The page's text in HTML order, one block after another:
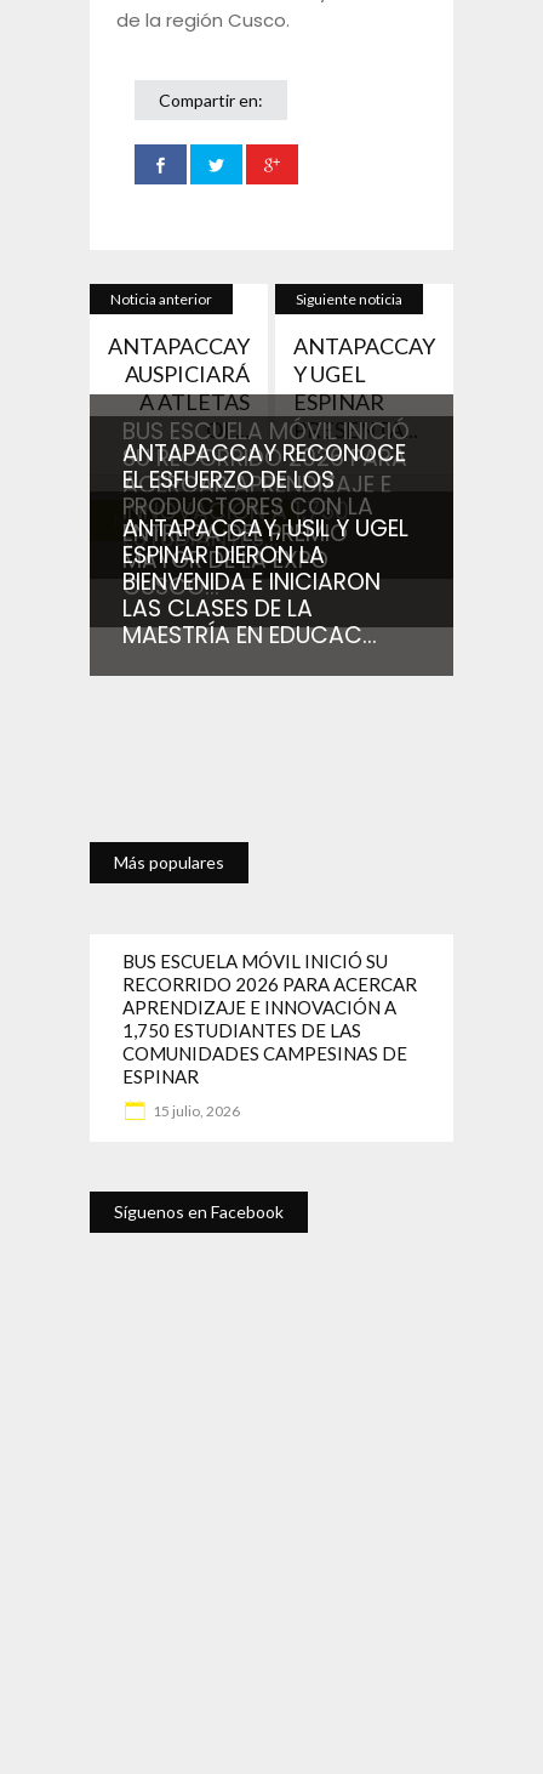
de la región Cusco.
Compartir en:
Noticia anterior
ANTAPACCAY
AUSPICIARÁ
A ATLETAS
OL...
Siguiente noticia
ANTAPACCAY
Y UGEL
ESPINAR
PRESENTA...
Noticias relacionadas
BUS ESCUELA MÓVIL INICIÓ
SU RECORRIDO 2026 PARA
ACERCAR APRENDIZAJE E
INNOVACIÓN A 1,750
ESTUDIANTES...
ANTAPACCAY RECONOCE
EL ESFUERZO DE LOS
PRODUCTORES CON LA
ENTREGA DEL PREMIO
MAYOR DE LA EXPO
CUSCO...
ANTAPACCAY, USIL Y UGEL
ESPINAR DIERON LA
BIENVENIDA E INICIARON
LAS CLASES DE LA
MAESTRÍA EN EDUCAC...
Más populares
BUS ESCUELA MÓVIL INICIÓ SU
RECORRIDO 2026 PARA ACERCAR
APRENDIZAJE E INNOVACIÓN A
1,750 ESTUDIANTES DE LAS
COMUNIDADES CAMPESINAS DE
ESPINAR
15 julio, 2026
Síguenos en Facebook